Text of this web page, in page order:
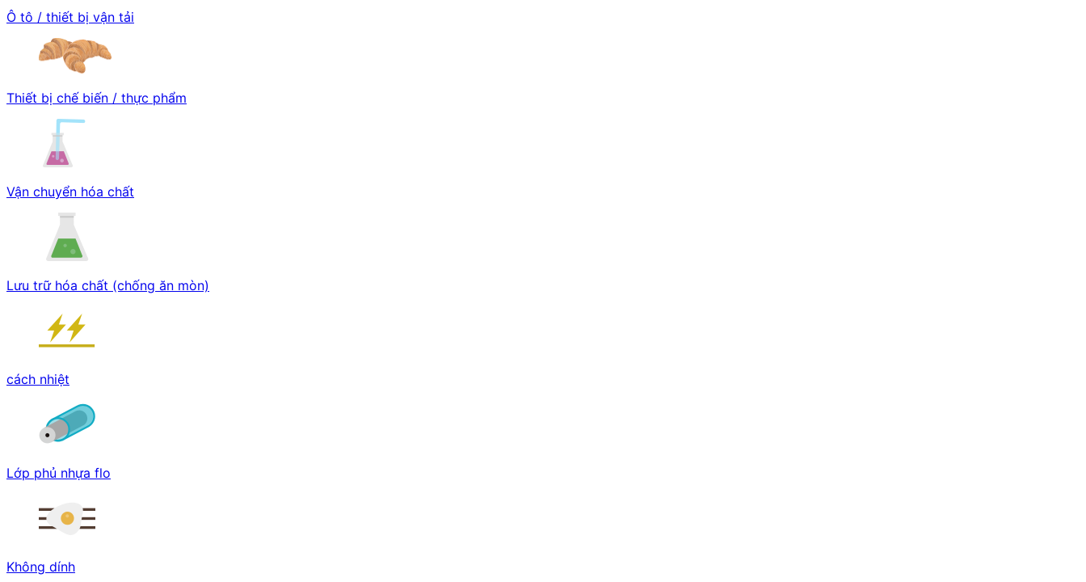
Ô tô / thiết bị vận tải
Thiết bị chế biến / thực phẩm
Vận chuyển hóa chất
Lưu trữ hóa chất (chống ăn mòn)
cách nhiệt
Lớp phủ nhựa flo
Không dính